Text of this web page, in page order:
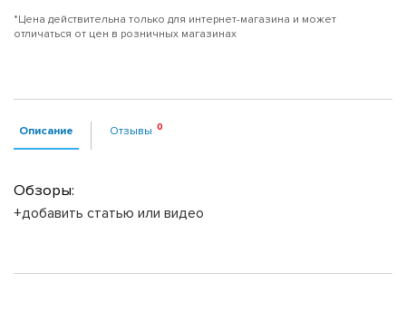
*Цена действительна только для интернет-магазина и может
отличаться от цен в розничных магазинах
Описание Отзывы
Обзоры:
+добавить статью или видео